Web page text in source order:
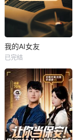
热播
我的AI女友
未知
我的AI女友
已完结